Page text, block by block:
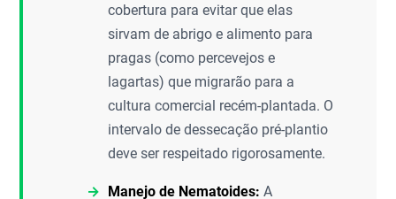
cobertura para evitar que elas
sirvam de abrigo e alimento para
pragas (como percevejos e
lagartas) que migrarão para a
cultura comercial recém-plantada. O
intervalo de dessecação pré-plantio
deve ser respeitado rigorosamente.
Manejo de Nematoides: A